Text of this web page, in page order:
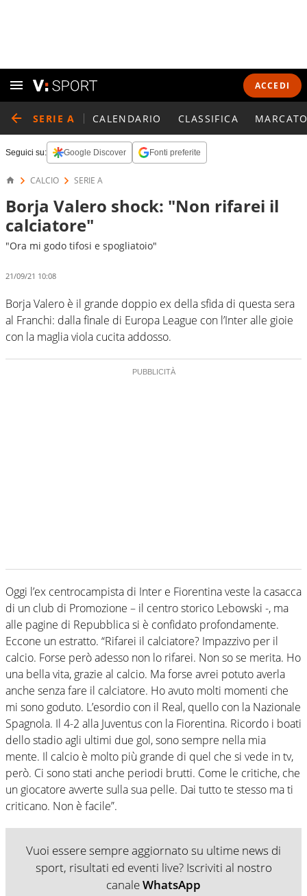
ACCEDI
SERIE A CALENDARIO CLASSIFICA
Seguici su: Google Discover Fonti preferite
CALCIO SERIE A
Borja Valero shock: "Non rifarei il
calciatore"
"Ora mi godo tifosi e spogliatoio"
21/09/21 10:08
Borja Valero è il grande doppio ex della sfida di questa sera
al Franchi: dalla finale di Europa League con l’Inter alle gioie
con la maglia viola cucita addosso.
Oggi l’ex centrocampista di Inter e Fiorentina veste la casacca
di un club di Promozione – il centro storico Lebowski -, ma
alle pagine di Repubblica si è confidato profondamente.
Eccone un estratto. “Rifarei il calciatore? Impazzivo per il
calcio. Forse però adesso non lo rifarei. Non so se merita. Ho
una bella vita, grazie al calcio. Ma forse avrei potuto averla
anche senza fare il calciatore. Ho avuto molti momenti che
mi sono goduto. L’esordio con il Real, quello con la Nazionale
Spagnola. Il 4-2 alla Juventus con la Fiorentina. Ricordo i boati
dello stadio agli ultimi due gol, sono sempre nella mia
mente. Il calcio è molto più grande di quel che si vede in tv,
però. Ci sono stati anche periodi brutti. Come le critiche, che
un giocatore avverte sulla sua pelle. Dai tutto te stesso ma ti
criticano. Non è facile”.
Vuoi essere sempre aggiornato su ultime news di
sport, risultati ed eventi live? Iscriviti al nostro
canaleWhatsApp